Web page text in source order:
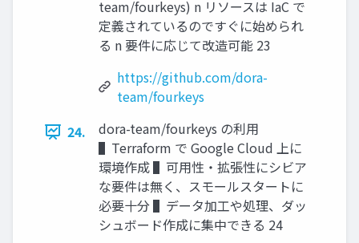
team/fourkeys) n リソースは IaC で
定義されているのですぐに始められ
る n 要件に応じて改造可能 23
https://github.com/dora-
team/fourkeys
24.
dora-team/fourkeys の利⽤
▌Terraform で Google Cloud 上に
環境作成 ▌可⽤性・拡張性にシビア
な要件は無く、スモールスタートに
必要⼗分 ▌データ加⼯や処理、ダッ
シュボード作成に集中できる 24